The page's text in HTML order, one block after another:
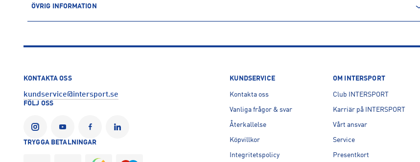
ÖVRIG INFORMATION
Leverantörens produktnummer: 54316
Tillverkaradress: Ströbogatan 25, 616 34, Åby, SE
KONTAKTA OSS
kundservice@intersport.se
FÖLJ OSS
TRYGGA BETALNINGAR
KUNDSERVICE
Kontakta oss
Vanliga frågor & svar
Återkallelse
Köpvillkor
Integritetspolicy
OM INTERSPORT
Club INTERSPORT
Karriär på INTERSPORT
Vårt ansvar
Service
Presentkort